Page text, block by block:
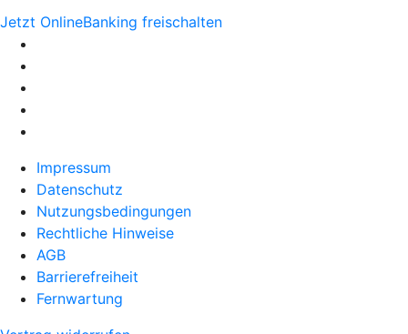
Jetzt OnlineBanking freischalten
Impressum
Datenschutz
Nutzungsbedingungen
Rechtliche Hinweise
AGB
Barrierefreiheit
Fernwartung